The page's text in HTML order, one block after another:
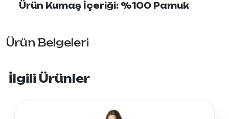
Ürün Kumaş İçeriği: %100 Pamuk
Ürün Belgeleri
İlgili Ürünler